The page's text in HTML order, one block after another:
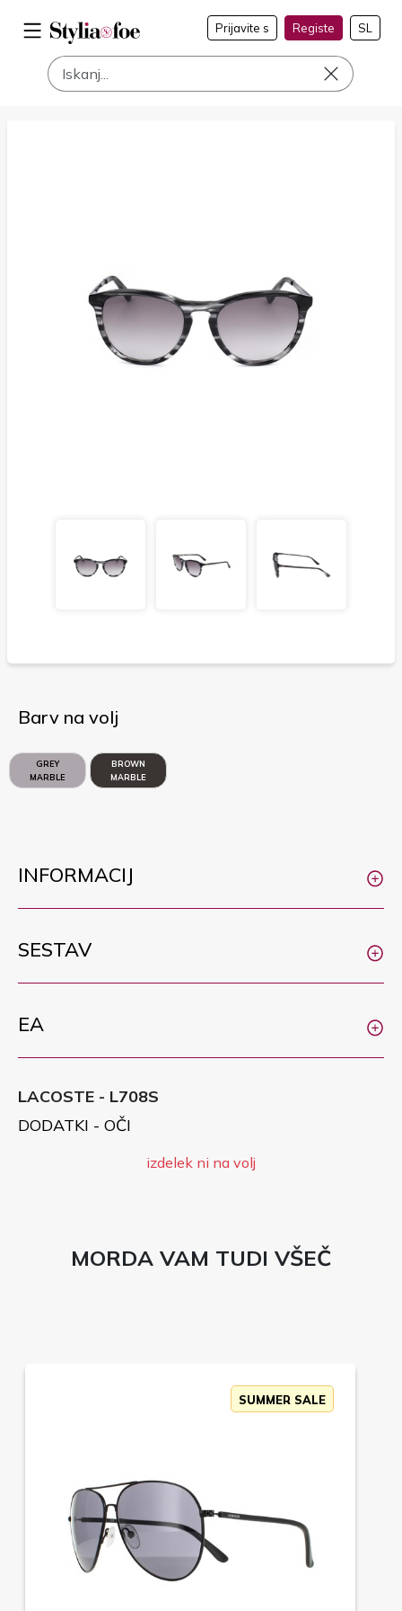
Prijavite s Registe SL
Barv na volj
GREY
MARBLE
BROWN
MARBLE
INFORMACIJ
SESTAV
EA
LACOSTE - L708S
DODATKI - OČI
izdelek ni na volj
MORDA VAM TUDI VŠEČ
SUMMER SALE